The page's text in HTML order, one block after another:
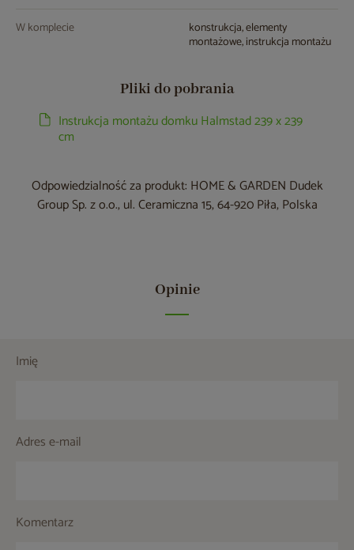
W komplecie konstrukcja, elementy
montażowe, instrukcja montażu
Pliki do pobrania
Instrukcja montażu domku Halmstad 239 x 239
cm
Odpowiedzialność za produkt: HOME & GARDEN Dudek
Group Sp. z o.o., ul. Ceramiczna 15, 64-920 Piła, Polska
Opinie
Imię
Adres e-mail
Komentarz